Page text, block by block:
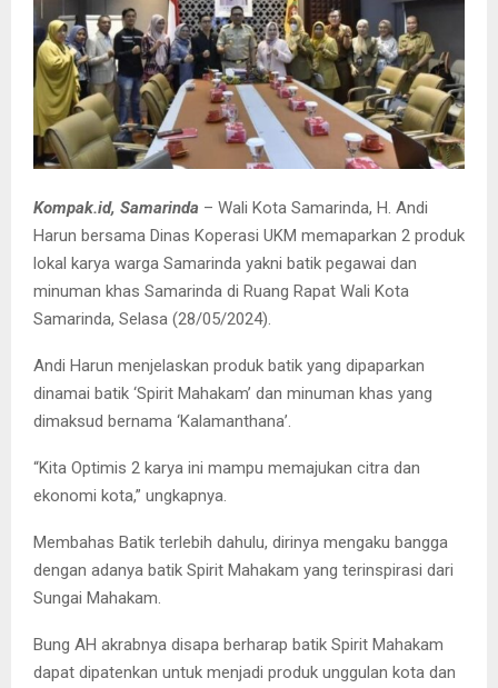
Kompak.id, Samarinda – Wali Kota Samarinda, H. Andi
Harun bersama Dinas Koperasi UKM memaparkan 2 produk
lokal karya warga Samarinda yakni batik pegawai dan
minuman khas Samarinda di Ruang Rapat Wali Kota
Samarinda, Selasa (28/05/2024).
Andi Harun menjelaskan produk batik yang dipaparkan
dinamai batik ‘Spirit Mahakam’ dan minuman khas yang
dimaksud bernama ‘Kalamanthana’.
“Kita Optimis 2 karya ini mampu memajukan citra dan
ekonomi kota,” ungkapnya.
Membahas Batik terlebih dahulu, dirinya mengaku bangga
dengan adanya batik Spirit Mahakam yang terinspirasi dari
Sungai Mahakam.
Bung AH akrabnya disapa berharap batik Spirit Mahakam
dapat dipatenkan untuk menjadi produk unggulan kota dan